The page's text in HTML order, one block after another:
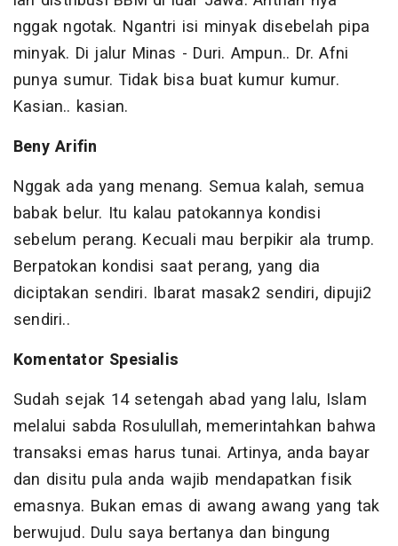
nggak ngotak. Ngantri isi minyak disebelah pipa
minyak. Di jalur Minas - Duri. Ampun.. Dr. Afni
punya sumur. Tidak bisa buat kumur kumur.
Kasian.. kasian.
Beny Arifin
Nggak ada yang menang. Semua kalah, semua
babak belur. Itu kalau patokannya kondisi
sebelum perang. Kecuali mau berpikir ala trump.
Berpatokan kondisi saat perang, yang dia
diciptakan sendiri. Ibarat masak2 sendiri, dipuji2
sendiri..
Komentator Spesialis
Sudah sejak 14 setengah abad yang lalu, Islam
melalui sabda Rosulullah, memerintahkan bahwa
transaksi emas harus tunai. Artinya, anda bayar
dan disitu pula anda wajib mendapatkan fisik
emasnya. Bukan emas di awang awang yang tak
berwujud. Dulu saya bertanya dan bingung